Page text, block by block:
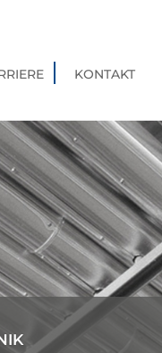
KONTAKT